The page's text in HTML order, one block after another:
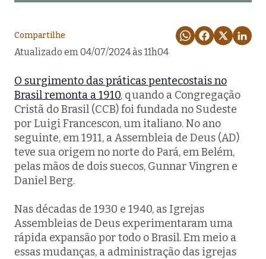
Compartilhe
Atualizado em 04/07/2024 às 11h04
O surgimento das práticas pentecostais no
Brasil remonta a 1910, quando a Congregação
Cristã do Brasil (CCB) foi fundada no Sudeste
por Luigi Francescon, um italiano. No ano
seguinte, em 1911, a Assembleia de Deus (AD)
teve sua origem no norte do Pará, em Belém,
pelas mãos de dois suecos, Gunnar Vingren e
Daniel Berg.
Nas décadas de 1930 e 1940, as Igrejas
Assembleias de Deus experimentaram uma
rápida expansão por todo o Brasil. Em meio a
essas mudanças, a administração das igrejas